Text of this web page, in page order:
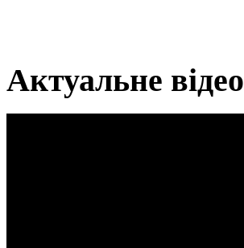
Актуальне відео